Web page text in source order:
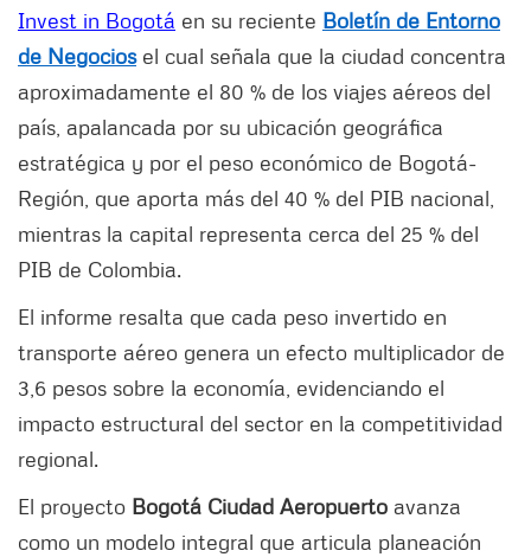
Invest in Bogotá en su reciente Boletín de Entorno
de Negociosel cual señala que la ciudad concentra
aproximadamente el 80 % de los viajes aéreos del
país, apalancada por su ubicación geográfica
estratégica y por el peso económico de Bogotá-
Región, que aporta más del 40 % del PIB nacional,
mientras la capital representa cerca del 25 % del
PIB de Colombia.
El informe resalta que cada peso invertido en
transporte aéreo genera un efecto multiplicador de
3,6 pesos sobre la economía, evidenciando el
impacto estructural del sector en la competitividad
regional.
El proyecto Bogotá Ciudad Aeropuerto avanza
como un modelo integral que articula planeación